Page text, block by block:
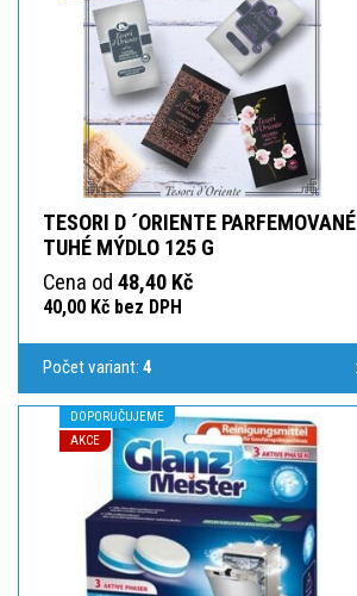
TESORI D ´ORIENTE PARFEMOVANÉ
TUHÉ MÝDLO 125 G
Cena od 48,40 Kč
40,00 Kč bez DPH
Počet variant: 4
DOPORUČUJEME
AKCE